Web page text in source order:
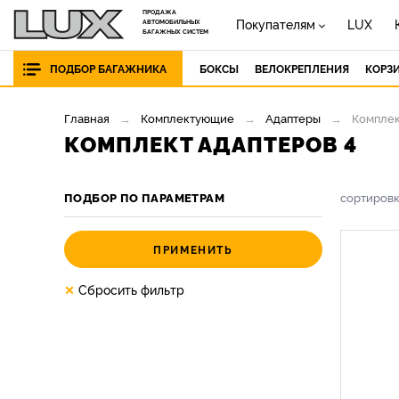
ПРОДАЖА
АВТОМОБИЛЬНЫХ
БАГАЖНЫХ СИСТЕМ
Покупателям LUX
ПОДБОР БАГАЖНИКА БОКСЫ ВЕЛОКРЕПЛЕНИЯ
Главная Комплектующие Адаптеры
КОМПЛЕКТ АДАПТЕРОВ 4
ПОДБОР ПО ПАРАМЕТРАМ
ПРИМЕНИТЬ
× Сбросить фильтр